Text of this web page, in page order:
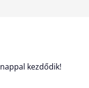
kezdődik!